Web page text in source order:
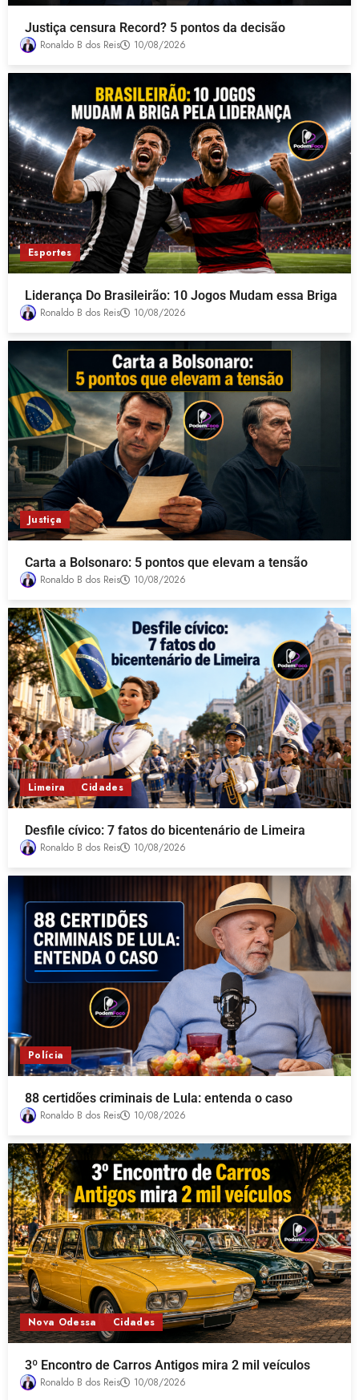
Justiça censura Record? 5 pontos da decisão
Ronaldo B dos Reis 10/08/2026
Esportes
Liderança Do Brasileirão: 10 Jogos Mudam essa Briga
Ronaldo B dos Reis 10/08/2026
Justiça
Carta a Bolsonaro: 5 pontos que elevam a tensão
Ronaldo B dos Reis 10/08/2026
Limeira Cidades
Desfile cívico: 7 fatos do bicentenário de Limeira
Ronaldo B dos Reis 10/08/2026
Polícia
88 certidões criminais de Lula: entenda o caso
Ronaldo B dos Reis 10/08/2026
Nova Odessa Cidades
3º Encontro de Carros Antigos mira 2 mil veículos
Ronaldo B dos Reis 10/08/2026